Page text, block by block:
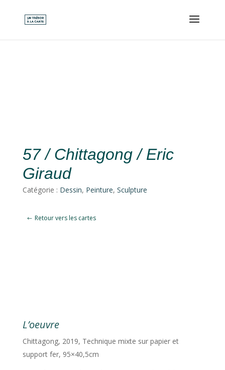
57 / Chittagong / Eric
Giraud
Catégorie : Dessin, Peinture, Sculpture
Retour vers les cartes
L’oeuvre
Chittagong, 2019, Technique mixte sur papier et
support fer, 95×40,5cm